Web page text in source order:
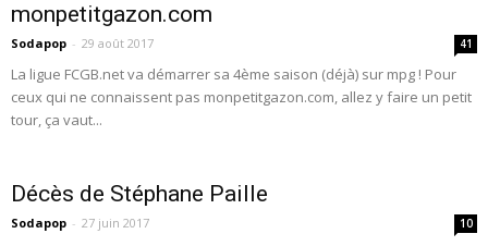
monpetitgazon.com
Sodapop - 29 août 2017 41
La ligue FCGB.net va démarrer sa 4ème saison (déjà) sur mpg ! Pour
ceux qui ne connaissent pas monpetitgazon.com, allez y faire un petit
tour, ça vaut...
Décès de Stéphane Paille
Sodapop - 27 juin 2017 10